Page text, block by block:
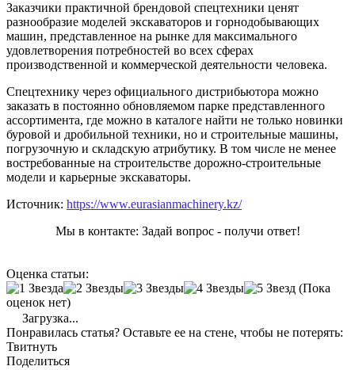
Заказчики практичной брендовой спецтехники ценят
разнообразие моделей экскаваторов и горнодобывающих
машин, представленное на рынке для максимального
удовлетворения потребностей во всех сферах
производственной и коммерческой деятельности человека.
Спецтехнику через официального дистрибьютора можно
заказать в постоянно обновляемом парке представленного
ассортимента, где можно в каталоге найти не только новинки
буровой и дробильной техники, но и строительные машины,
погрузочную и складскую атрибутику. В том числе не менее
востребованные на строительстве дорожно-строительные
модели и карьерные экскаваторы.
Источник: https://www.eurasianmachinery.kz/
Мы в контакте: Задай вопрос - получи ответ!
Оценка статьи:
(Пока
оценок нет)
Загрузка...
Понравилась статья? Оставьте ее на стене, чтобы не потерять:
Твитнуть
Поделиться